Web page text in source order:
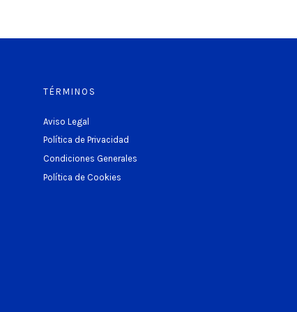
TÉRMINOS
Aviso Legal
Política de Privacidad
Condiciones Generales
Política de Cookies